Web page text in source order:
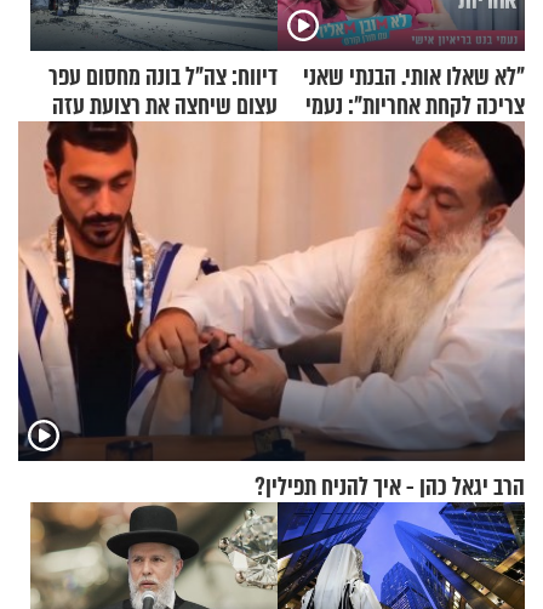
"לא שאלו אותי. הבנתי שאני
צריכה לקחת אחריות": נעמי
בנט בריאיון אישי
דיווח: צה"ל בונה מחסום עפר
עצום שיחצה את רצועת עזה
הרב יגאל כהן - איך להניח תפילין?